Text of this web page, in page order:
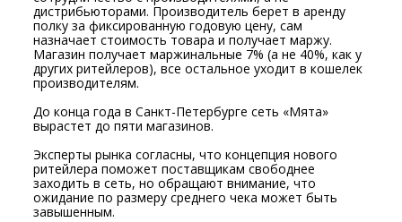
дистрибьюторами. Производитель берет в аренду
полку за фиксированную годовую цену, сам
назначает стоимость товара и получает маржу.
Магазин получает маржинальные 7% (а не 40%, как у
других ритейлеров), все остальное уходит в кошелек
производителям.
До конца года в Санкт-Петербурге сеть «Мята»
вырастет до пяти магазинов.
Эксперты рынка согласны, что концепция нового
ритейлера поможет поставщикам свободнее
заходить в сеть, но обращают внимание, что
ожидание по размеру среднего чека может быть
завышенным.